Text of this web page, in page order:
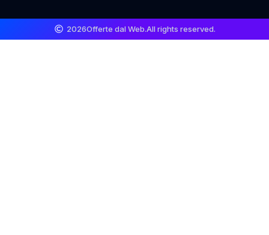
2026Offerte dal Web.All rights reserved.